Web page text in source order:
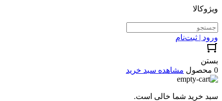
ویژوکالا
ورود | ثبت‌نام
بستن
0 محصول
مشاهده سبد خرید
سبد خرید شما خالی است.